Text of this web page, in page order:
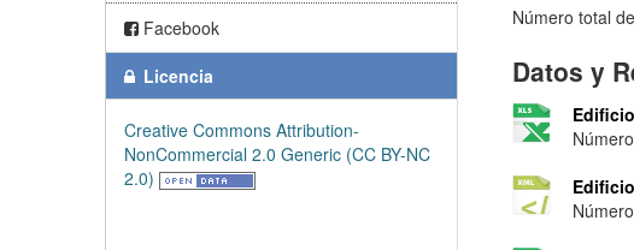
Facebook
Licencia
Creative Commons Attribution-
NonCommercial 2.0 Generic (CC BY-NC
2.0)
Número total
Datos y